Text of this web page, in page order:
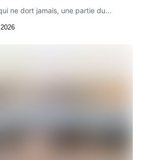
ne dort jamais, une partie du...